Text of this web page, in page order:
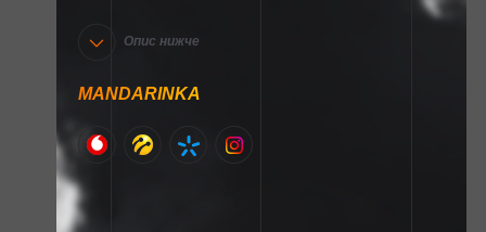
Опис нижче
MANDARINKA